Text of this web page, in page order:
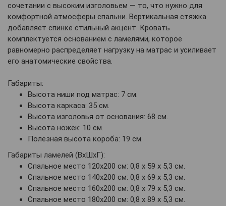
сочетании с высоким изголовьем — то, что нужно для
комфортной атмосферы спальни. Вертикальная стяжка
добавляет спинке стильный акцент. Кровать
комплектуется основанием с ламелями, которое
равномерно распределяет нагрузку на матрас и усиливает
его анатомические свойства.
Габариты:
Высота ниши под матрас: 7 см.
Высота каркаса: 35 см.
Высота изголовья от основания: 68 см.
Высота ножек: 10 см.
Полезная высота короба: 19 см.
Габариты ламелей (ВхШхГ):
Спальное место 120х200 см: 0,8 х 59 х 5,3 см.
Спальное место 140х200 см: 0,8 х 69 х 5,3 см.
Спальное место 160х200 см: 0,8 х 79 х 5,3 см.
Спальное место 180х200 см: 0,8 х 89 х 5,3 см.